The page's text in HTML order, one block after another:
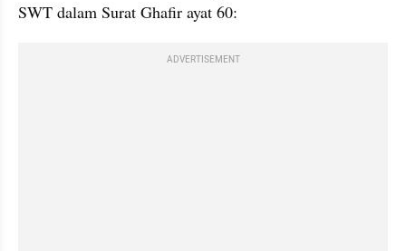
SWT dalam Surat Ghafir ayat 60:
ADVERTISEMENT